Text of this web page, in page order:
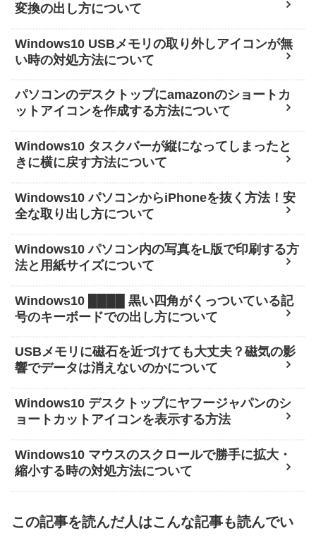
変換の出し方について
Windows10 USBメモリの取り外しアイコンが無
い時の対処方法について
パソコンのデスクトップにamazonのショートカ
ットアイコンを作成する方法について
Windows10 タスクバーが縦になってしまったと
きに横に戻す方法について
Windows10 パソコンからiPhoneを抜く方法！安
全な取り出し方について
Windows10 パソコン内の写真をL版で印刷する方
法と用紙サイズについて
Windows10 ████ 黒い四角がくっついている記
号のキーボードでの出し方について
USBメモリに磁石を近づけても大丈夫？磁気の影
響でデータは消えないのかについて
Windows10 デスクトップにヤフージャパンのシ
ョートカットアイコンを表示する方法
Windows10 マウスのスクロールで勝手に拡大・
縮小する時の対処方法について
この記事を読んだ人はこんな記事も読んでい